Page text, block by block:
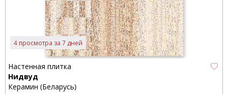
4 просмотра за 7 дней
Настенная плитка
Нидвуд
Керамин (Беларусь)